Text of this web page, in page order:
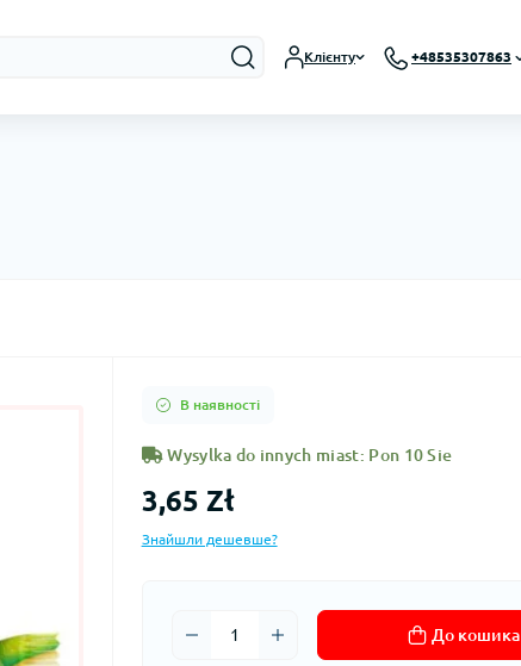
Клієнту +48535307863
В наявності
Wysylka do innych miast: Pon 10 Sie
3,65 Zł
Знайшли дешевше?
До кошика